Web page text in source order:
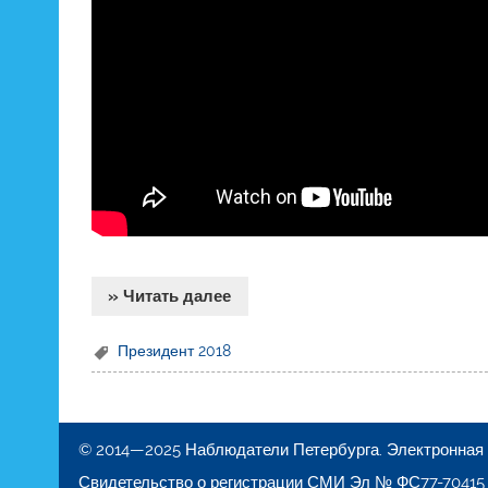
» Читать далее
Президент 2018
© 2014—2025 Наблюдатели Петербурга. Электронная
Свидетельство о регистрации СМИ Эл № ФС77-70415